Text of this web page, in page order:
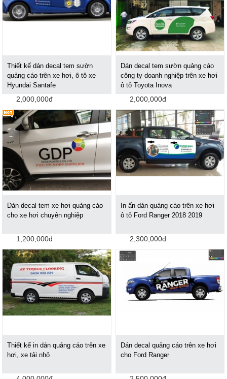
Thiết kế dán decal tem sườn
quảng cáo trên xe hơi, ô tô xe
Hyundai Santafe
2,000,000đ
Dán decal tem sườn quảng cáo
công ty doanh nghiệp trên xe hơi
ô tô Toyota Inova
2,000,000đ
Dán decal tem xe hơi quảng cáo
cho xe hơi chuyên nghiệp
1,200,000đ
In ấn dán quảng cáo trên xe hơi
ô tô Ford Ranger 2018 2019
2,300,000đ
Thiết kế in dán quảng cáo trên xe
hơi, xe tải nhỏ
Dán decal quảng cáo trên xe hơi
cho Ford Ranger